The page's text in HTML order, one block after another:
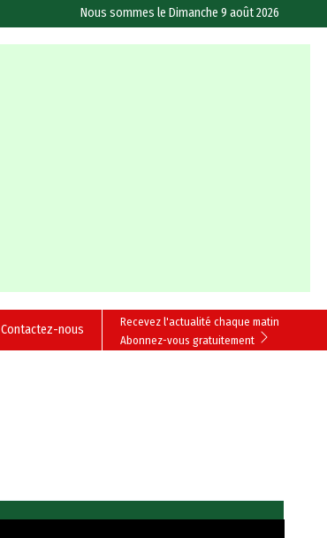
Nous sommes leDimanche 9 août 2026
Recevez l'actualité chaque matin
Abonnez-vous gratuitement
Contactez-nous